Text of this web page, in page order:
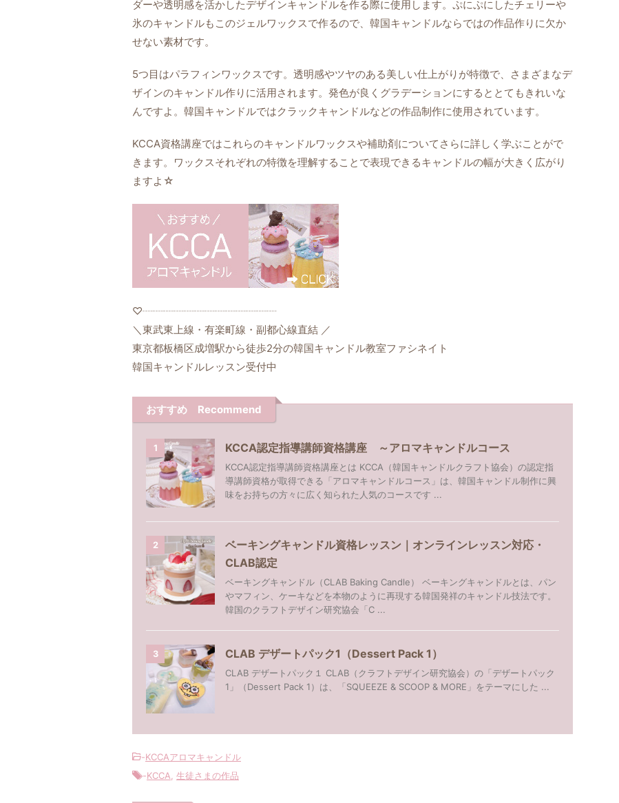
ダーや透明感を活かしたデザインキャンドルを作る際に使用します。ぷにぷにしたチェリーや
氷のキャンドルもこのジェルワックスで作るので、韓国キャンドルならではの作品作りに欠か
せない素材です。
5つ目はパラフィンワックスです。透明感やツヤのある美しい仕上がりが特徴で、さまざまなデ
ザインのキャンドル作りに活用されます。発色が良くグラデーションにするととてもきれいな
んですよ。韓国キャンドルではクラックキャンドルなどの作品制作に使用されています。
KCCA資格講座ではこれらのキャンドルワックスや補助剤についてさらに詳しく学ぶことがで
きます。ワックスそれぞれの特徴を理解することで表現できるキャンドルの幅が大きく広がり
ますよ☆
♡┈┈┈┈┈┈┈┈┈┈┈┈┈
＼東武東上線・有楽町線・副都心線直結 ／
東京都板橋区成増駅から徒歩2分の韓国キャンドル教室ファシネイト
韓国キャンドルレッスン受付中
おすすめ Recommend
1 KCCA認定指導講師資格講座 ～アロマキャンドルコース
KCCA認定指導講師資格講座とは KCCA（韓国キャンドルクラフト協会）の認定指
導講師資格が取得できる「アロマキャンドルコース」は、韓国キャンドル制作に興
味をお持ちの方々に広く知られた人気のコースです ...
2
ベーキングキャンドル資格レッスン｜オンラインレッスン対応・
CLAB認定
ベーキングキャンドル（CLAB Baking Candle） ベーキングキャンドルとは、パン
やマフィン、ケーキなどを本物のように再現する韓国発祥のキャンドル技法です。
韓国のクラフトデザイン研究協会「C ...
3 CLAB デザートパック1（Dessert Pack 1）
CLAB デザートパック１ CLAB（クラフトデザイン研究協会）の「デザートパック
1」（Dessert Pack 1）は、「SQUEEZE & SCOOP & MORE」をテーマにした ...
-KCCAアロマキャンドル
-KCCA 生徒さまの作品